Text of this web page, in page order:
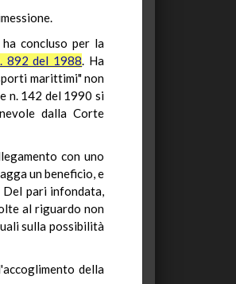
concluso per la
892 del 1988. Ha
marittimi" non
n. 142 del 1990 si
dalla Corte
con uno
un beneficio, e
pari infondata,
al riguardo non
sulla possibilità
della